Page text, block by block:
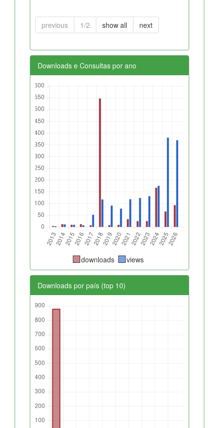
previous 1/2 show all next
Downloads e Consultas por ano
downloads views
Downloads por país (top 10)